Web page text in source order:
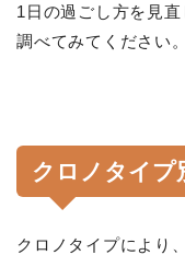
1日の過ごし方を見
調べてみてください。
クロノタイプ
クロノタイプにより